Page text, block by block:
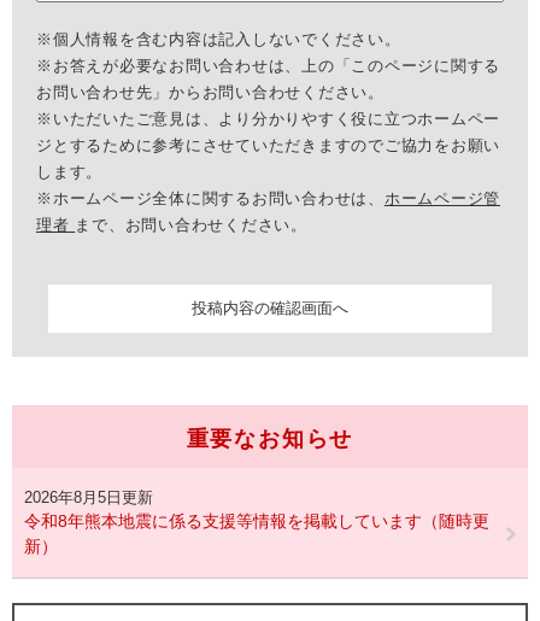
※個人情報を含む内容は記入しないでください。
※お答えが必要なお問い合わせは、上の「このページに関する
お問い合わせ先」からお問い合わせください。
※いただいたご意見は、より分かりやすく役に立つホームペー
ジとするために参考にさせていただきますのでご協力をお願い
します。
※ホームページ全体に関するお問い合わせは、 ホームページ管
理者 まで、お問い合わせください。
重要なお知らせ
2026年8月5日更新
令和8年熊本地震に係る支援等情報を掲載しています（随時更
新）